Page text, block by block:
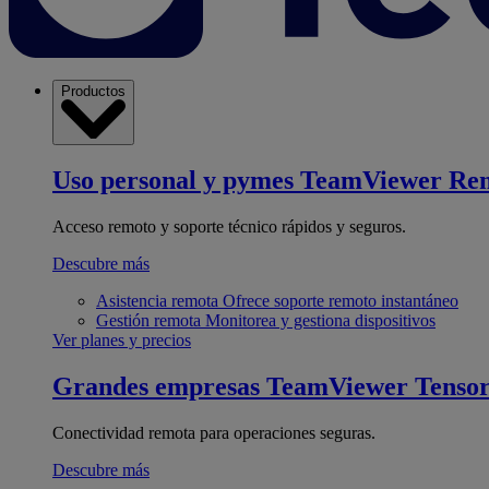
Productos
Uso personal y pymes TeamViewer
Acceso remoto y soporte técnico rápidos y seguros.
Descubre más
Asistencia remota Ofrece soporte remoto instantáneo
Gestión remota Monitorea y gestiona dispositivos
Ver planes y precios
Grandes empresas TeamViewer Tensor
Conectividad remota para operaciones seguras.
Descubre más